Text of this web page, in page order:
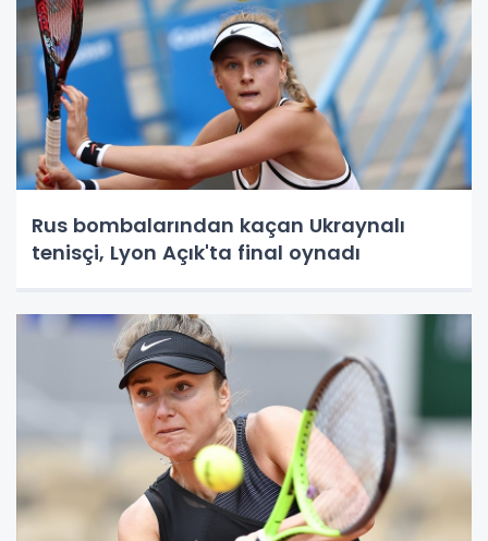
Rus bombalarından kaçan Ukraynalı
tenisçi, Lyon Açık'ta final oynadı